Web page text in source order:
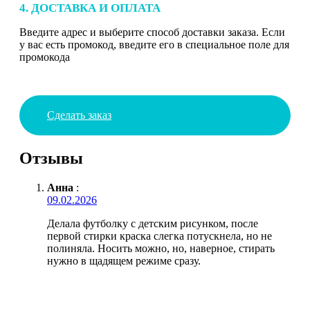
4. ДОСТАВКА И ОПЛАТА
Введите адрес и выберите способ доставки заказа. Если
у вас есть промокод, введите его в специальное поле для
промокода
Сделать заказ
Отзывы
Анна :
09.02.2026
Делала футболку с детским рисунком, после
первой стирки краска слегка потускнела, но не
полиняла. Носить можно, но, наверное, стирать
нужно в щадящем режиме сразу.